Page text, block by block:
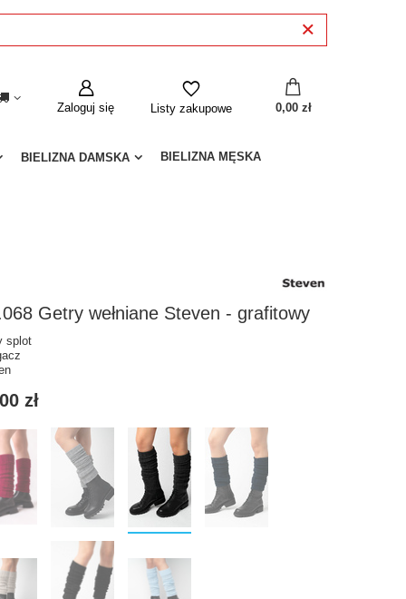
Zaloguj się Listy zakupowe 0,00 zł
BIELIZNA DAMSKA BIELIZNA MĘSKA
Getry wełniane Steven - grafitowy
splot
zł